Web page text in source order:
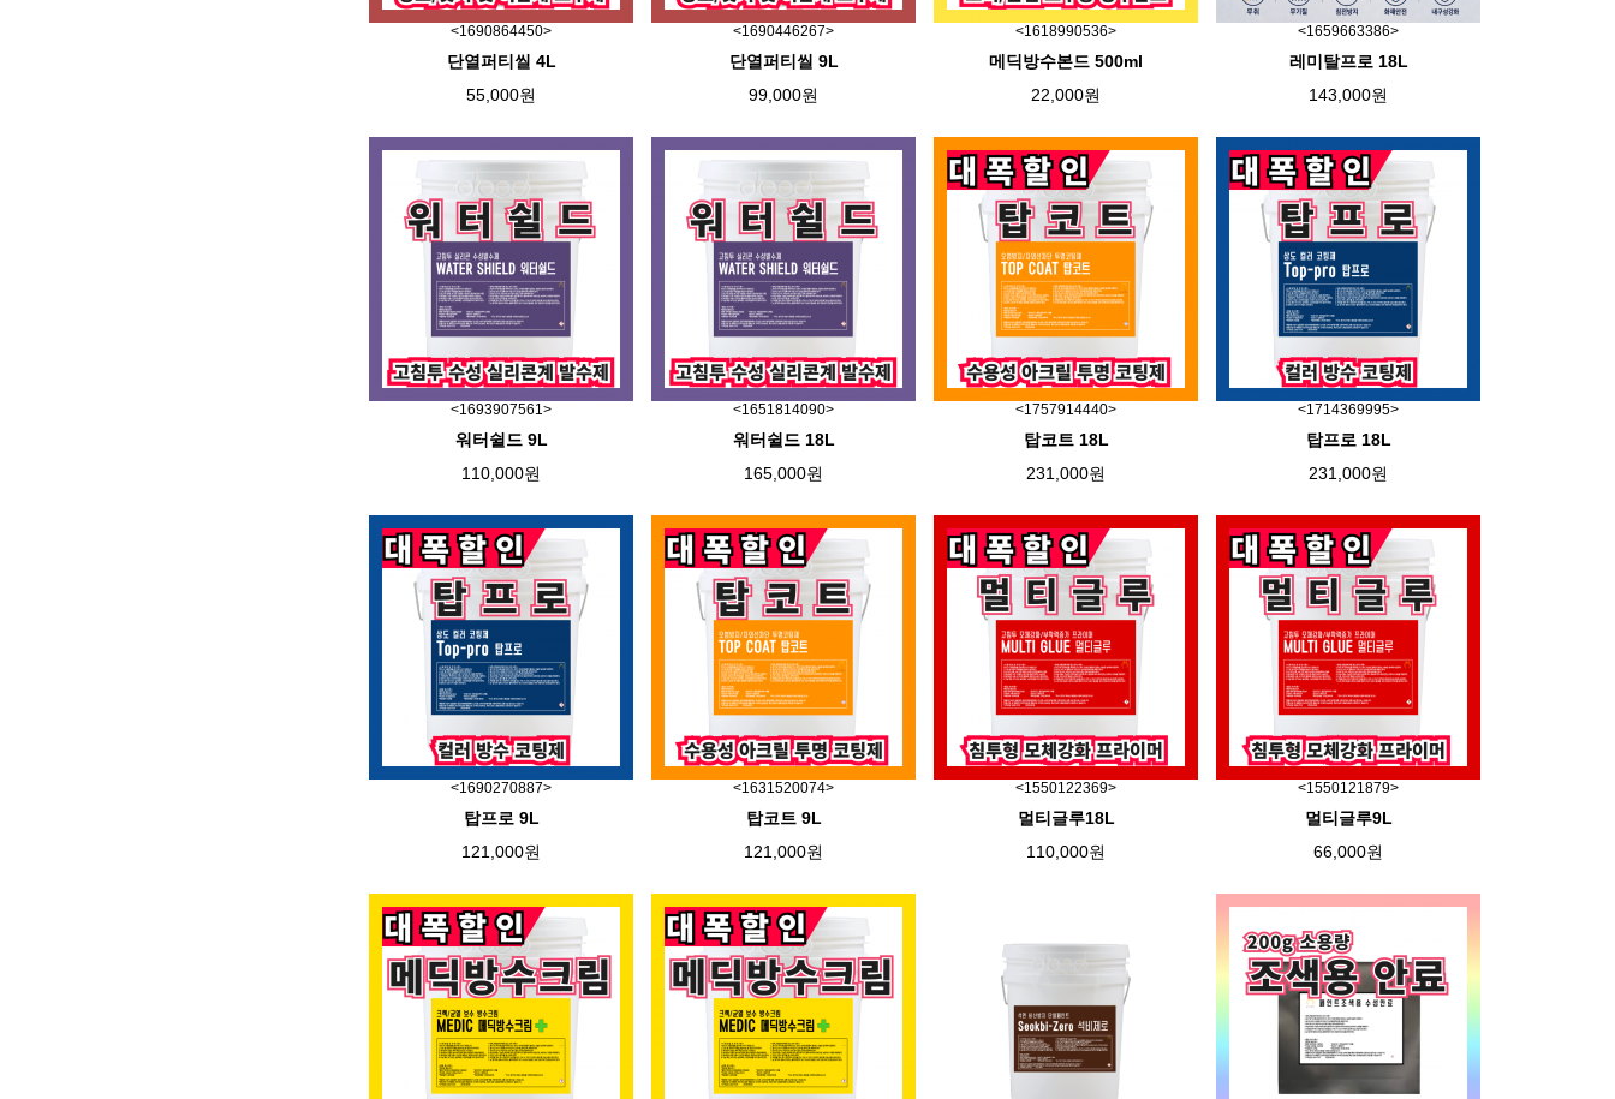
<1690864450>
단열퍼티씰 4L
55,000원
<1690446267>
단열퍼티씰 9L
99,000원
<1618990536>
메딕방수본드 500ml
22,000원
<1659663386>
레미탈프로 18L
143,000원
<1693907561>
워터쉴드 9L
110,000원
<1651814090>
워터쉴드 18L
165,000원
<1757914440>
탑코트 18L
231,000원
<1714369995>
탑프로 18L
231,000원
<1690270887>
탑프로 9L
121,000원
<1631520074>
탑코트 9L
121,000원
<1550122369>
멀티글루18L
110,000원
<1550121879>
멀티글루9L
66,000원